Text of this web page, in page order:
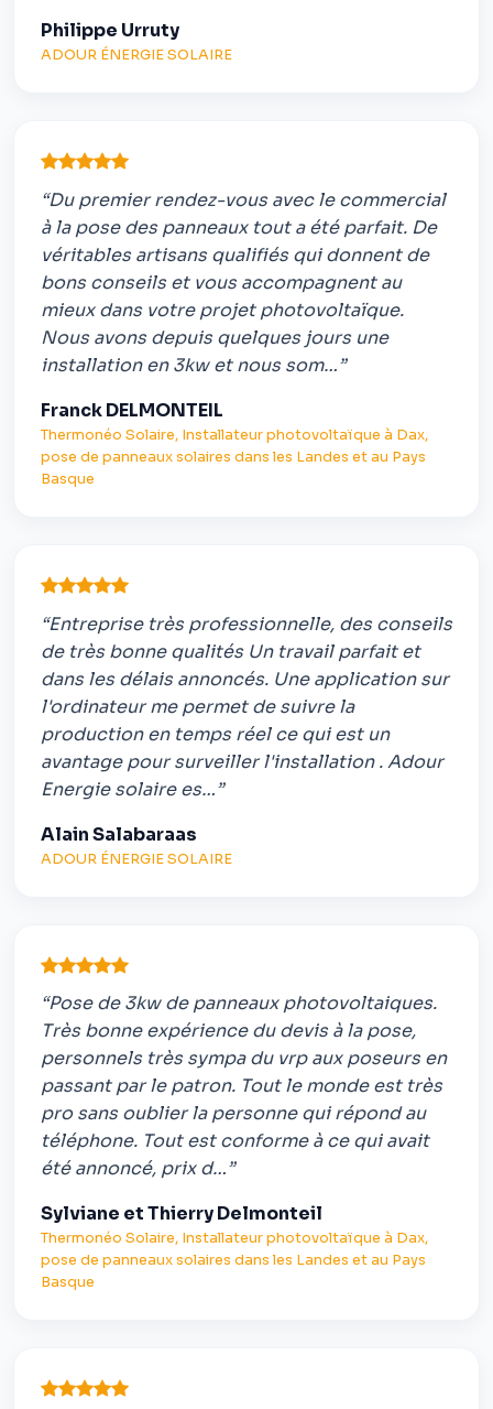
Philippe Urruty
ADOUR ÉNERGIE SOLAIRE
“Du premier rendez-vous avec le commercial
à la pose des panneaux tout a été parfait. De
véritables artisans qualifiés qui donnent de
bons conseils et vous accompagnent au
mieux dans votre projet photovoltaïque.
Nous avons depuis quelques jours une
installation en 3kw et nous som…”
Franck DELMONTEIL
Thermonéo Solaire, Installateur photovoltaïque à Dax,
pose de panneaux solaires dans les Landes et au Pays
Basque
“Entreprise très professionnelle, des conseils
de très bonne qualités Un travail parfait et
dans les délais annoncés. Une application sur
l'ordinateur me permet de suivre la
production en temps réel ce qui est un
avantage pour surveiller l'installation . Adour
Energie solaire es…”
Alain Salabaraas
ADOUR ÉNERGIE SOLAIRE
“Pose de 3kw de panneaux photovoltaiques.
Très bonne expérience du devis à la pose,
personnels très sympa du vrp aux poseurs en
passant par le patron. Tout le monde est très
pro sans oublier la personne qui répond au
téléphone. Tout est conforme à ce qui avait
été annoncé, prix d…”
Sylviane et Thierry Delmonteil
Thermonéo Solaire, Installateur photovoltaïque à Dax,
pose de panneaux solaires dans les Landes et au Pays
Basque